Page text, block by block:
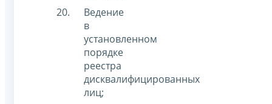
Ведение
в
установленном
порядке
реестра
дисквалифицированных
лиц;